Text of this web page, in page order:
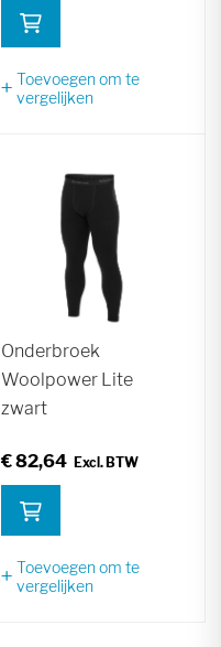
Toevoegen om te
vergelijken
Onderbroek
Woolpower Lite
zwart
€ 82,64
Toevoegen om te
vergelijken